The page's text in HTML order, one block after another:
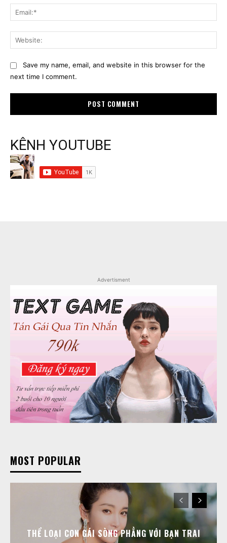
Save my name, email, and website in this browser for the
next time I comment.
KÊNH YOUTUBE
Advertisment
MOST POPULAR
THỂ LOẠI CON GÁI SÒNG PHẲNG VỚI BẠN TRAI